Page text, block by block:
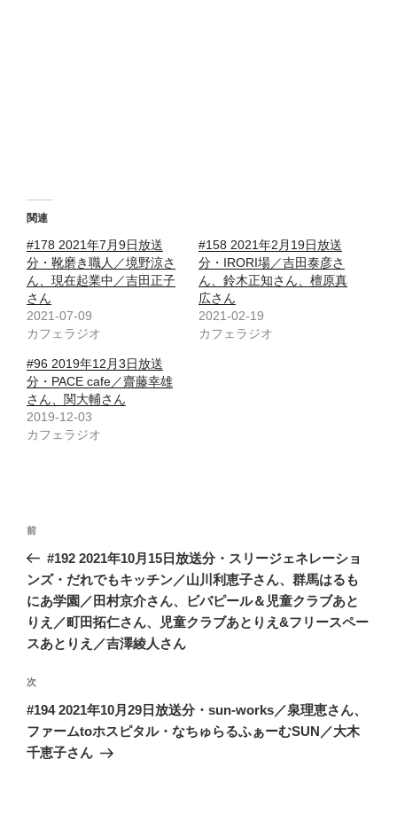
関連
#178 2021年7月9日放送
分・靴磨き職人／境野涼さ
ん、現在起業中／吉田正子
さん
2021-07-09
カフェラジオ
#158 2021年2月19日放送
分・IRORI場／吉田泰彦さ
ん、鈴木正知さん、檀原真
広さん
2021-02-19
カフェラジオ
#96 2019年12月3日放送
分・PACE cafe／齋藤幸雄
さん、関大輔さん
2019-12-03
カフェラジオ
投
ナ
ビ
ゲ
ー
ン
前
の
投
稿
前
#192 2021年10月15日放送分・スリージェネレーショ
ンズ・だれでもキッチン／山川利恵子さん、群馬はるも
にあ学園／田村京介さん、ビバピール＆児童クラブあと
りえ／町田拓仁さん、児童クラブあとりえ&フリースペー
スあとりえ／吉澤綾人さん
次
の
投
稿
次
#194 2021年10月29日放送分・sun-works／泉理恵さん、
ファームtoホスピタル・なちゅらるふぁーむSUN／大木
千恵子さん